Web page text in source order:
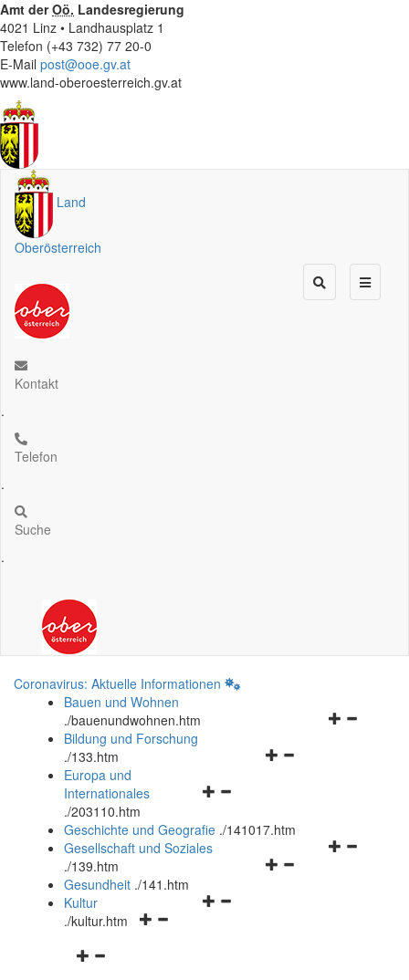
Amt derOö. Landesregierung
4021 Linz • Landhausplatz 1
Telefon (+43 732) 77 20-0
E-Mail post@ooe.gv.at
www.land-oberoesterreich.gv.at
Land
Oberösterreich
Kontakt
.
Telefon
.
Suche
.
Coronavirus: Aktuelle Informationen
Bauen und Wohnen
./bauenundwohnen.htm
Navigationsmenü
Bildung und Forschung
./133.htm
Navigationsmenü
und
schließen
Europa und
Internationales
./203110.htm
Geschichte und Geografie ./141017.htm
Navigationsmenü
Gesellschaft und Soziales
./139.htm
Navigationsmenü
Gesundheit ./141.htm
Navigationsmenü
Kultur
./kultur.htm
Navigationsmenü